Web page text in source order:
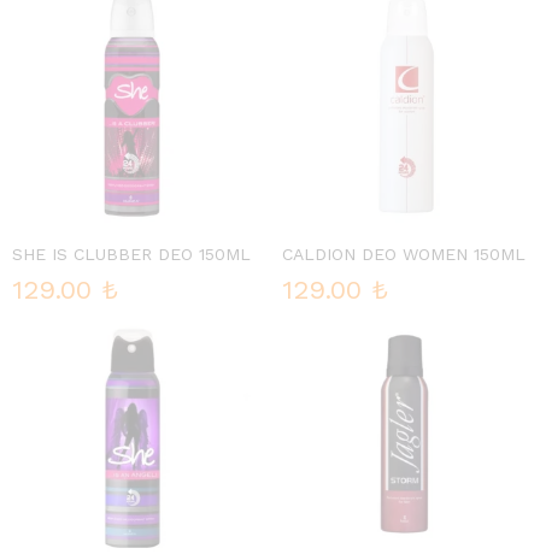
SHE IS CLUBBER DEO 150ML
129.00 ₺
CALDION DEO WOMEN 150ML
129.00 ₺